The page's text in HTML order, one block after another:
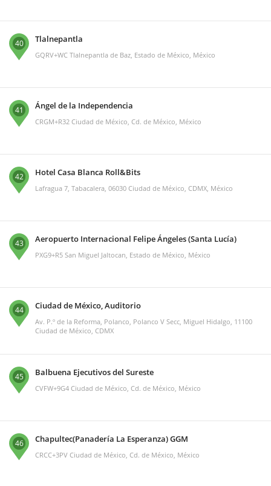
40 Tlalnepantla
GQRV+WC Tlalnepantla de Baz, Estado de México, México
41 Ángel de la Independencia
CRGM+R32 Ciudad de México, Cd. de México, México
42 Hotel Casa Blanca Roll&Bits
Lafragua 7, Tabacalera, 06030 Ciudad de México, CDMX, México
43 Aeropuerto Internacional Felipe Ángeles (Santa Lucía)
PXG9+R5 San Miguel Jaltocan, Estado de México, México
44 Ciudad de México, Auditorio
Av. P.º de la Reforma, Polanco, Polanco V Secc, Miguel Hidalgo, 11100
Ciudad de México, CDMX
45 Balbuena Ejecutivos del Sureste
CVFW+9G4 Ciudad de México, Cd. de México, México
46 Chapultec(Panadería La Esperanza) GGM
CRCC+3PV Ciudad de México, Cd. de México, México